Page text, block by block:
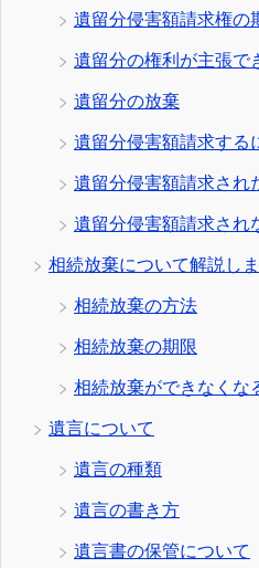
遺留分侵害額請求権の
遺留分の権利が主張で
遺留分の放棄
遺留分侵害額請求する
遺留分侵害額請求され
遺留分侵害額請求され
相続放棄について解説し
相続放棄の方法
相続放棄の期限
相続放棄ができなくな
遺言について
遺言の種類
遺言の書き方
遺言書の保管について